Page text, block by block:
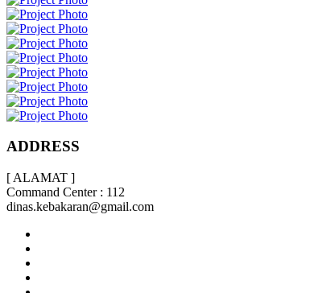
ADDRESS
[ ALAMAT ]
Command Center : 112
dinas.kebakaran@gmail.com